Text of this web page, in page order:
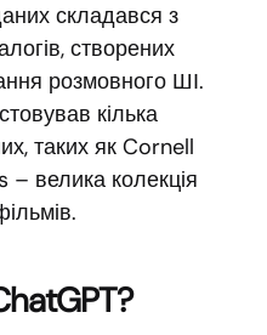
складався з
створених
розмовного ШІ.
кілька
таких як Cornell
велика колекція